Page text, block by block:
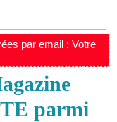
par email : Votre
parmi